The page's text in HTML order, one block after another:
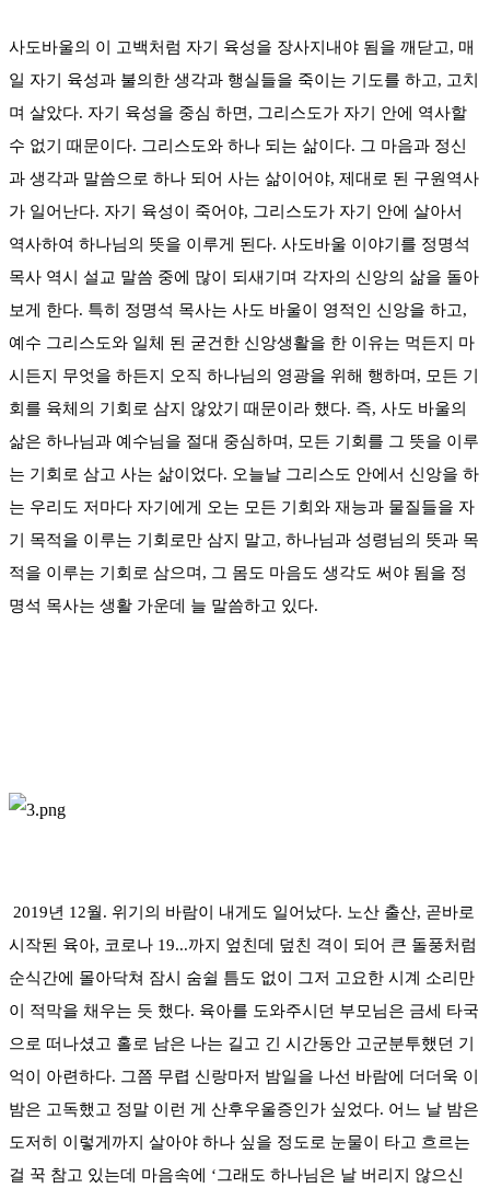
사도바울의 이 고백처럼 자기 육성을 장사지내야 됨을 깨닫고, 매
일 자기 육성과 불의한 생각과 행실들을 죽이는 기도를 하고, 고치
며 살았다. 자기 육성을 중심 하면, 그리스도가 자기 안에 역사할
수 없기 때문이다. 그리스도와 하나 되는 삶이다. 그 마음과 정신
과 생각과 말씀으로 하나 되어 사는 삶이어야, 제대로 된 구원역사
가 일어난다. 자기 육성이 죽어야, 그리스도가 자기 안에 살아서
역사하여 하나님의 뜻을 이루게 된다. 사도바울 이야기를 정명석
목사 역시 설교 말씀 중에 많이 되새기며 각자의 신앙의 삶을 돌아
보게 한다. 특히 정명석 목사는 사도 바울이 영적인 신앙을 하고,
예수 그리스도와 일체 된 굳건한 신앙생활을 한 이유는 먹든지 마
시든지 무엇을 하든지 오직 하나님의 영광을 위해 행하며, 모든 기
회를 육체의 기회로 삼지 않았기 때문이라 했다. 즉, 사도 바울의
삶은 하나님과 예수님을 절대 중심하며, 모든 기회를 그 뜻을 이루
는 기회로 삼고 사는 삶이었다. 오늘날 그리스도 안에서 신앙을 하
는 우리도 저마다 자기에게 오는 모든 기회와 재능과 물질들을 자
기 목적을 이루는 기회로만 삼지 말고, 하나님과 성령님의 뜻과 목
적을 이루는 기회로 삼으며, 그 몸도 마음도 생각도 써야 됨을 정
명석 목사는 생활 가운데 늘 말씀하고 있다.
2019년 12월. 위기의 바람이 내게도 일어났다. 노산 출산, 곧바로
시작된 육아, 코로나 19...까지 엎친데 덮친 격이 되어 큰 돌풍처럼
순식간에 몰아닥쳐 잠시 숨쉴 틈도 없이 그저 고요한 시계 소리만
이 적막을 채우는 듯 했다. 육아를 도와주시던 부모님은 금세 타국
으로 떠나셨고 홀로 남은 나는 길고 긴 시간동안 고군분투했던 기
억이 아련하다. 그쯤 무렵 신랑마저 밤일을 나선 바람에 더더욱 이
밤은 고독했고 정말 이런 게 산후우울증인가 싶었다. 어느 날 밤은
도저히 이렇게까지 살아야 하나 싶을 정도로 눈물이 타고 흐르는
걸 꾹 참고 있는데 마음속에 ‘그래도 하나님은 날 버리지 않으신